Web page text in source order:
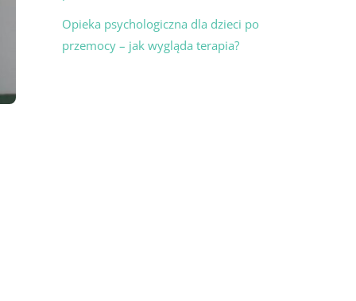
Opieka psychologiczna dla dzieci po
przemocy – jak wygląda terapia?